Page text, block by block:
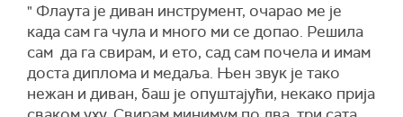
" Флаута је диван инструмент, очарао ме је
када сам га чула и много ми се допао. Решила
сам да га свирам, и ето, сад сам почела и имам
доста диплома и медаља. Њен звук је тако
нежан и диван, баш је опуштајући, некако прија